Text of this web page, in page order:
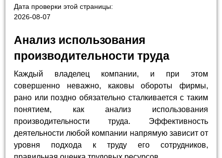
Дата проверки этой страницы:
2026-08-07
Анализ использования
производительности труда
Каждый владелец компании, и при этом
совершенно неважно, каковы обороты фирмы,
рано или поздно обязательно сталкивается с таким
понятием, как анализ использования
производительности труда. Эффективность
деятельности любой компании напрямую зависит от
уровня подхода к труду его сотрудников,